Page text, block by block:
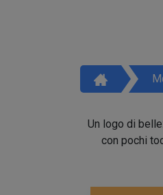
Un logo di
con pochi